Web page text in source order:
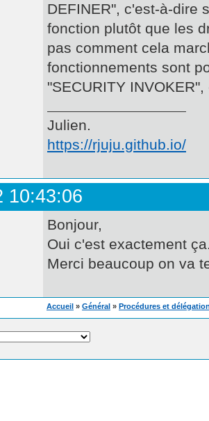
DEFINER", c'est-à-dire
fonction plutôt que les
pas comment cela
fonctionnements sont
"SECURITY
Julien.
https://rjuju.github.io/
10:43:06
Bonjour,
Oui c'est exactement
Merci beaucoup on va
Accueil » Général » Procédures et